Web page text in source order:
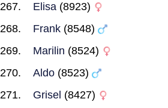
Elisa (8923)
Frank (8548)
Marilin (8524)
Aldo (8523)
Grisel (8427)